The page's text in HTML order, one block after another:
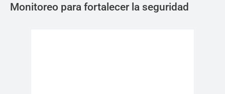
Monitoreo para fortalecer la seguridad